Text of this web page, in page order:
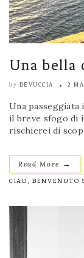
Una bella
by DEVUCCIA 2
Una
il breve sfogo di
rischierei di
Read More →
CIAO, BENVENUTO